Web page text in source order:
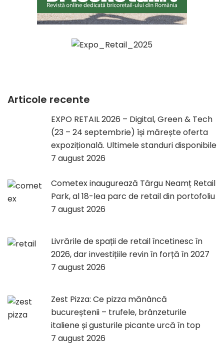
Articole recente
EXPO RETAIL 2026 – Digital, Green & Tech
(23 – 24 septembrie) își mărește oferta
expozițională. Ultimele standuri disponibile
7 august 2026
Cometex inaugurează Târgu Neamț Retail
Park, al 18-lea parc de retail din portofoliu
7 august 2026
Livrările de spații de retail încetinesc în
2026, dar investițiile revin în forță în 2027
7 august 2026
Zest Pizza: Ce pizza mănâncă
bucureștenii – trufele, brânzeturile
italiene și gusturile picante urcă în top
7 august 2026